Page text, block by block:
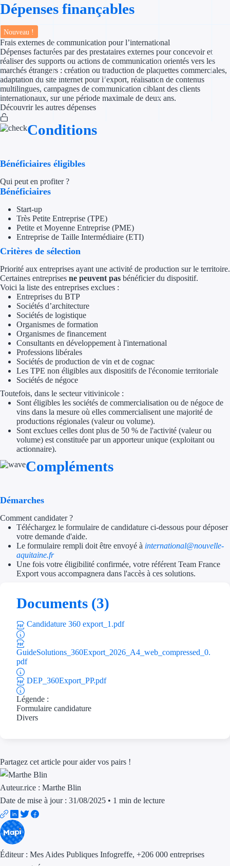
Aides par
Aides
Régions de A à H
Aides Région
Aides Région
Aides Région
Aides Région
Aides Région
Aides Région
Aides Région
Aides Région
Dépenses finançables
Nouveau !
Frais externes de communication pour l’international
Dépenses facturées par des prestataires externes pour concevoir et
réaliser des supports ou actions de communication orientés vers les
marchés étrangers : création ou traduction de plaquettes commerciales,
adaptation du site internet pour l’export, réalisation de contenus
multilingues, campagnes de communication ciblant des clients
internationaux, sur une période maximale de deux ans.
Découvrir les autres dépenses
Conditions
Bénéficiaires éligibles
Qui peut en profiter ?
Bénéficiaires
Start-up
Très Petite Entreprise (TPE)
Petite et Moyenne Entreprise (PME)
Entreprise de Taille Intermédiaire (ETI)
Critères de sélection
Priorité aux entreprises ayant une activité de production sur le territoire.
Certaines entreprises ne peuvent pas bénéficier du dispositif.
Voici la liste des entreprises exclues :
Entreprises du BTP
Sociétés d’architecture
Sociétés de logistique
Organismes de formation
Organismes de financement
Consultants en développement à l'international
Professions libérales
Sociétés de production de vin et de cognac
Les TPE non éligibles aux dispositifs de l'économie territoriale
Sociétés de négoce
Toutefois, dans le secteur vitivinicole :
Sont éligibles les sociétés de commercialisation ou de négoce de
vins dans la mesure où elles commercialisent une majorité de
productions régionales (valeur ou volume).
Sont exclues celles dont plus de 50 % de l'activité (valeur ou
volume) est constituée par un apporteur unique (exploitant ou
actionnaire).
Compléments
Démarches
Comment candidater ?
Téléchargez le formulaire de candidature ci-dessous pour déposer
votre demande d'aide.
Le formulaire rempli doit être envoyé à international@nouvelle-
aquitaine.fr
Une fois votre éligibilité confirmée, votre référent Team France
Export vous accompagnera dans l'accès à ces solutions.
Documents (3)
Candidature 360 export_1.pdf
GuideSolutions_360Export_2026_A4_web_compressed_0.
pdf
DEP_360Export_PP.pdf
Légende :
Formulaire candidature
Divers
Partagez cet article pour aider vos pairs !
Auteur.rice : Marthe Blin
Date de mise à jour : 31/08/2025 • 1 min de lecture
Éditeur : Mes Aides Publiques Infogreffe, +206 000 entreprises